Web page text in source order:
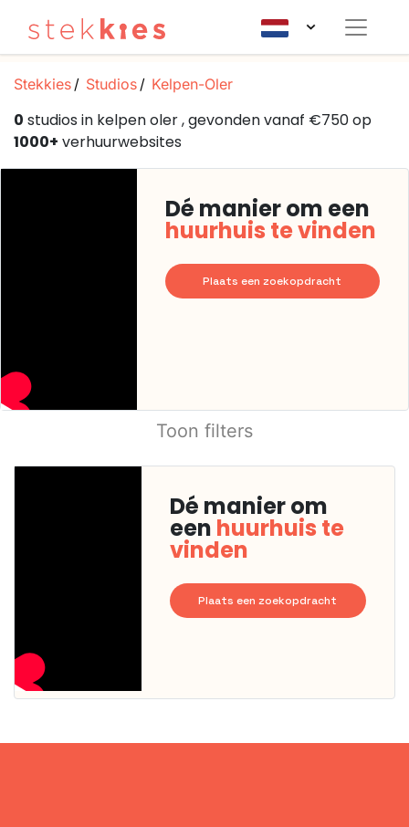
Stekkies Studios Kelpen-Oler
0 studios in kelpen oler , gevonden vanaf €750 op
1000+ verhuurwebsites
Dé manier om een
huurhuis te vinden
Plaats een zoekopdracht
Toon filters
Dé manier om
een huurhuis te
vinden
Plaats een zoekopdracht